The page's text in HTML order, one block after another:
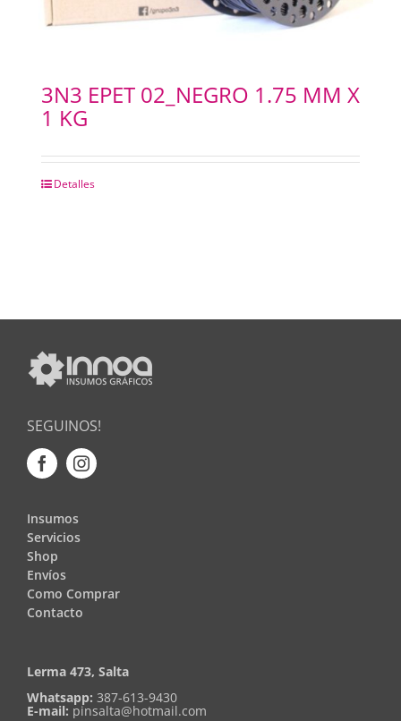
3N3 EPET 02_NEGRO 1.75 MM X
1 KG
Detalles
SEGUINOS!
Insumos
Servicios
Shop
Envíos
Como Comprar
Contacto
Lerma 473, Salta
Whatsapp: 387-613-9430
E-mail: pinsalta@hotmail.com